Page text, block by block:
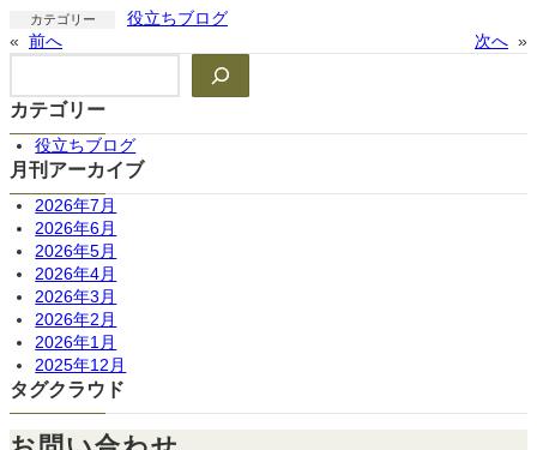
カテゴリー
役立ちブログ
« 前へ 次へ »
検
カテゴリー
役立ちブログ
月刊アーカイブ
2026年7月
2026年6月
2026年5月
2026年4月
2026年3月
2026年2月
2026年1月
2025年12月
タグクラウド